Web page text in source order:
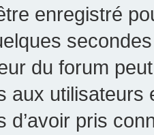
enregistré
du forum
aux
d’avoir pris